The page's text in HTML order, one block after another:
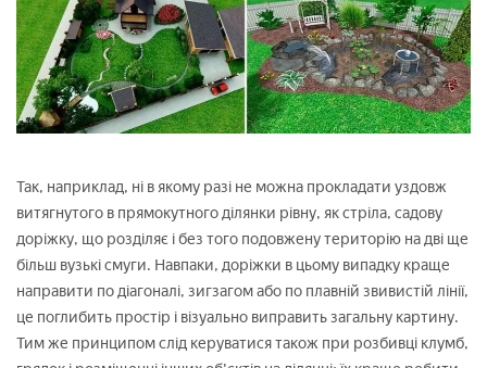
Так, наприклад, ні в якому разі не можна прокладати уздовж
витягнутого в прямокутного ділянки рівну, як стріла, садову
доріжку, що розділяє і без того подовжену територію на дві ще
більш вузькі смуги. Навпаки, доріжки в цьому випадку краще
направити по діагоналі, зигзагом або по плавній звивистій лінії,
це поглибить простір і візуально виправить загальну картину.
Тим же принципом слід керуватися також при розбивці клумб,